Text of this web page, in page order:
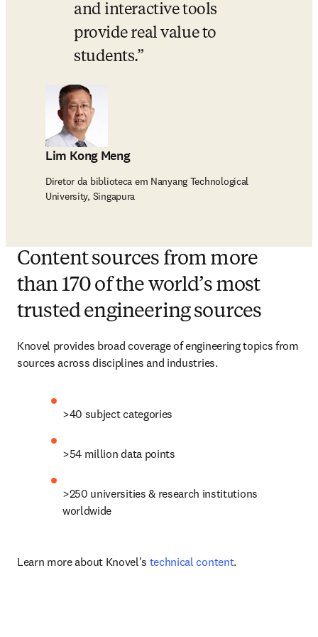
and interactive tools
provide real value to
students.
Lim Kong Meng
Diretor da biblioteca em Nanyang Technological
University, Singapura
Content sources from more
than 170 of the world’s most
trusted engineering sources
Knovel provides broad coverage of engineering topics from
sources across disciplines and industries.
>40 subject categories
>54 million data points
>250 universities & research institutions
worldwide
Learn more about Knovel's technical content.